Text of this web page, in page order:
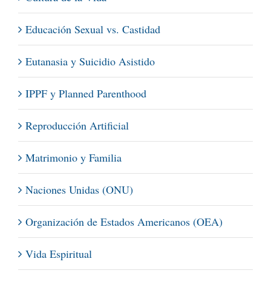
Educación Sexual vs. Castidad
Eutanasia y Suicidio Asistido
IPPF y Planned Parenthood
Reproducción Artificial
Matrimonio y Familia
Naciones Unidas (ONU)
Organización de Estados Americanos (OEA)
Vida Espiritual